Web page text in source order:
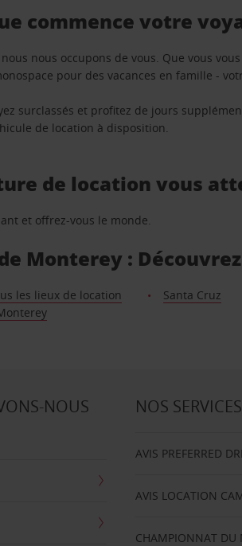
commence votre
nous occupons de vous. Que vous
pour des vacances en famille -
surclassés et profitez de jours
de location à disposition.
de location vous
et offrez-vous le monde.
Monterey :
les lieux de location
Santa Cruz
NOUS
NOS SERVICES
AVIS PREFERRED
AVIS LOCATION
CHAMPIONNAT DU